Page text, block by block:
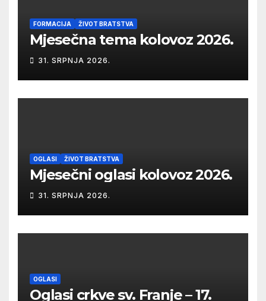
FORMACIJA ŽIVOT BRATSTVA
Mjesečna tema kolovoz 2026.
31. SRPNJA 2026.
OGLASI ŽIVOT BRATSTVA
Mjesečni oglasi kolovoz 2026.
31. SRPNJA 2026.
OGLASI
Oglasi crkve sv. Franje – 17.